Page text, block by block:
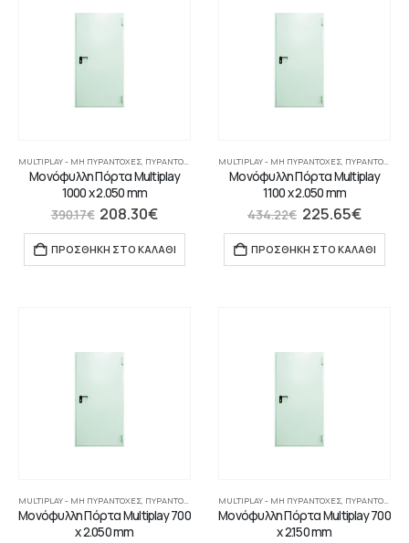
MULTIPLAY - ΜΗ ΠΥΡΆΝΤΟΧΕΣ ΠΥΡΆΝΤΟΧΕΣ ΠΌΡΤΕΣ
Μονόφυλλη Πόρτα Multiplay
1000 x 2.050 mm
390.17€ 208.30€
ΠΡΟΣΘΉΚΗ ΣΤΟ ΚΑΛΆΘΙ
MULTIPLAY - ΜΗ ΠΥΡΆΝΤΟΧΕΣ ΠΥΡΆΝΤΟΧΕΣ ΠΌΡΤΕΣ
Μονόφυλλη Πόρτα Multiplay
1100 x 2.050 mm
434.22€ 225.65€
ΠΡΟΣΘΉΚΗ ΣΤΟ ΚΑΛΆΘΙ
MULTIPLAY - ΜΗ ΠΥΡΆΝΤΟΧΕΣ, ΠΥΡΆΝΤΟΧΕΣ ΠΌΡΤΕΣ
Μονόφυλλη Πόρτα Multiplay 700
x 2.050 mm
MULTIPLAY - ΜΗ ΠΥΡΆΝΤΟΧΕΣ, ΠΥΡΆΝΤΟΧΕΣ ΠΌΡΤΕΣ
Μονόφυλλη Πόρτα Multiplay 700
x 2.150 mm